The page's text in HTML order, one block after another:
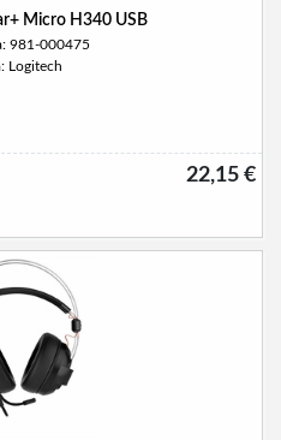
Micro H340 USB
981-000475
Logitech
22,15 €